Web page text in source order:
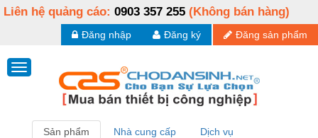
Liên hệ quảng cáo: 0903 357 255 (Không bán hàng)
Đăng sản phẩm
Đăng ký
Đăng nhập
Sản phẩm Nhà cung cấp Dịch vụ